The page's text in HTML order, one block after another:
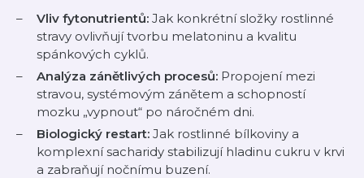
Vliv fytonutrientů: Jak konkrétní složky rostlinné
stravy ovlivňují tvorbu melatoninu a kvalitu
spánkových cyklů.
Analýza zánětlivých procesů: Propojení mezi
stravou, systémovým zánětem a schopností
mozku „vypnout“ po náročném dni.
Biologický restart: Jak rostlinné bílkoviny a
komplexní sacharidy stabilizují hladinu cukru v krvi
a zabraňují nočnímu buzení.